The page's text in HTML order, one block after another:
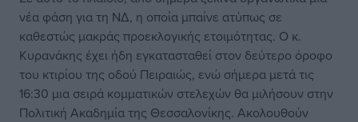
νέα φάση για τη ΝΔ, η οποία μπαίνε ατύπως σε
καθεστώς μακράς προεκλογικής ετοιμότητας. Ο κ.
Κυρανάκης έχει ήδη εγκατασταθεί στον δεύτερο όροφο
του κτιρίου της οδού Πειραιώς, ενώ σήμερα μετά τις
16:30 μια σειρά κομματικών στελεχών θα μιλήσουν στην
Πολιτική Ακαδημία της Θεσσαλονίκης. Ακολουθούν